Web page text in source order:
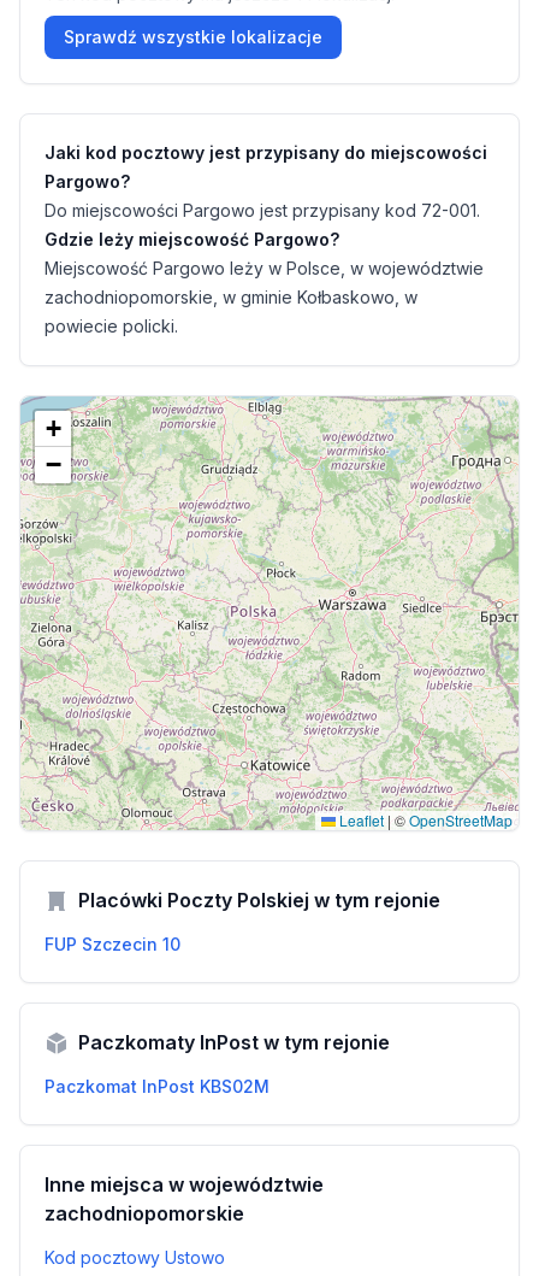
Sprawdź wszystkie lokalizacje
Jaki kod pocztowy jest przypisany do miejscowości
Pargowo?
Do miejscowości Pargowo jest przypisany kod 72-001.
Gdzie leży miejscowość Pargowo?
Miejscowość Pargowo leży w Polsce, w województwie
zachodniopomorskie, w gminie Kołbaskowo, w
powiecie policki.
+
−
Leaflet | ©OpenStreetMap
Placówki Poczty Polskiej w tym rejonie
FUP Szczecin 10
Paczkomaty InPost w tym rejonie
Paczkomat InPost KBS02M
Inne miejsca w województwie
zachodniopomorskie
Kod pocztowy Ustowo